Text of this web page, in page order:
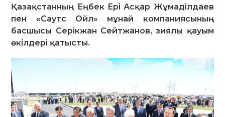
Қазақстанның Еңбек Ері Асқар Жұмаділдаев
пен «Саутс Ойл» мұнай компаниясының
басшысы Серікжан Сейтжанов, зиялы қауым
өкілдері қатысты.